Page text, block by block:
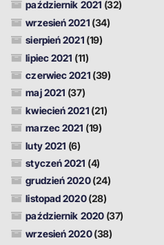
październik 2021 (32)
wrzesień 2021 (34)
sierpień 2021 (19)
lipiec 2021 (11)
czerwiec 2021 (39)
maj 2021 (37)
kwiecień 2021 (21)
marzec 2021 (19)
luty 2021 (6)
styczeń 2021 (4)
grudzień 2020(24)
listopad 2020(28)
październik 2020(37)
wrzesień 2020(38)